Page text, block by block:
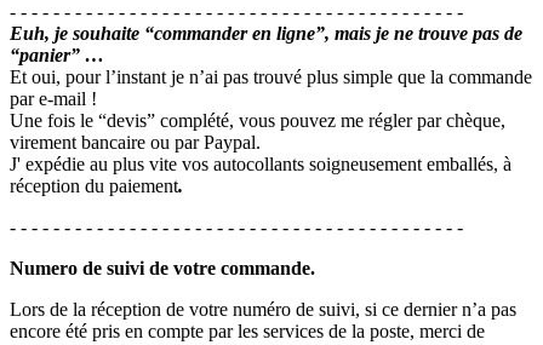
- - - - - - - - - - - - - - - - - - - - - - - - - - - - - - - - - - - - - - - - - -
Euh, je souhaite “commander en ligne”, mais je ne trouve pas de
“panier” …
Et oui, pour l’instant je n’ai pas trouvé plus simple que la commande
par e-mail !
Une fois le “devis” complété, vous pouvez me régler par chèque,
virement bancaire ou par Paypal.
J' expédie au plus vite vos autocollants soigneusement emballés, à
réception du paiement.
- - - - - - - - - - - - - - - - - - - - - - - - - - - - - - - - - - - - - - - - - -
Numero de suivi de votre commande.
Lors de la réception de votre numéro de suivi, si ce dernier n’a pas
encore été pris en compte par les services de la poste, merci de